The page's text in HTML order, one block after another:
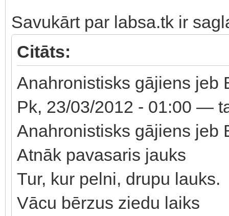
Savukārt par labsa.tk ir
Citāts:
Anahronistisks gājiens jeb
Pk, 23/03/2012 - 01:00 —
Anahronistisks gājiens jeb
Atnāk pavasaris jauks
Tur, kur pelni, drupu lauks.
Vācu bērzus ziedu laiks